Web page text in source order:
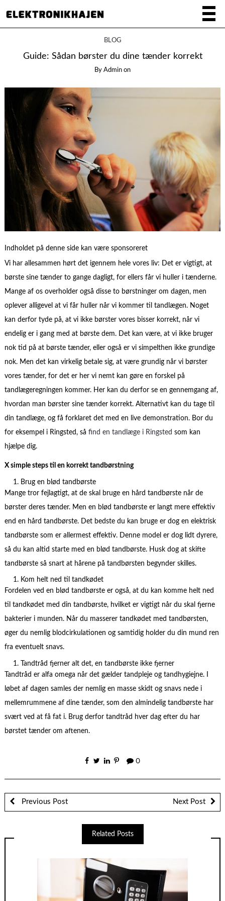
BLOG
Guide: Sådan børster du dine tænder korrekt
By Admin on
Indholdet på denne side kan være sponsoreret
Vi har allesammen hørt det igennem hele vores liv: Det er vigtigt, at
børste sine tænder to gange dagligt, for ellers får vi huller i tænderne.
Mange af os overholder også disse to børstninger om dagen, men
oplever alligevel at vi får huller når vi kommer til tandlægen. Noget
kan derfor tyde på, at vi ikke børster vores bisser korrekt, når vi
endelig er i gang med at børste dem. Det kan være, at vi ikke bruger
nok tid på at børste tænder, eller også er vi simpelthen ikke grundige
nok. Men det kan virkelig betale sig, at være grundig når vi børster
vores tænder, for det er her vi nemt kan gøre en forskel på
tandlægeregningen kommer. Her kan du derfor se en gennemgang af,
hvordan man børster sine tænder korrekt. Alternativt kan du tage til
din tandlæge, og få forklaret det med en live demonstration. Bor du
for eksempel i Ringsted, så find en tandlæge i Ringsted som kan
hjælpe dig.
X simple steps til en korrekt tandbørstning
Brug en blød tandbørste
Mange tror fejlagtigt, at de skal bruge en hård tandbørste når de
børster deres tænder. Men en blød tandbørste er langt mere effektiv
end en hård tandbørste. Det bedste du kan bruge er dog en elektrisk
tandbørste som er allermest effektiv. Denne model er dog lidt dyrere,
så du kan altid starte med en blød tandbørste. Husk dog at skifte
tandbørste så snart at hårene på tandbørsten begynder skilles.
Kom helt ned til tandkødet
Fordelen ved en blød tandbørste er også, at du kan komme helt ned
til tandkødet med din tandbørste, hvilket er vigtigt når du skal fjerne
bakterier i munden. Når du masserer tandkødet med tandbørsten,
øger du nemlig blodcirkulationen og samtidig holder du din mund ren
fra eventuelt snavs.
Tandtråd fjerner alt det, en tandbørste ikke fjerner
Tandtråd er alfa omega når det gælder tandpleje og tandhygiejne. I
løbet af dagen samles der nemlig en masse skidt og snavs nede i
mellemrummene af dine tænder, som den almindelig tandbørste har
svært ved at få fat i. Brug derfor tandtråd hver dag efter du har
børstet tænder om aftenen.
0
Previous Post Next Post
Related Posts